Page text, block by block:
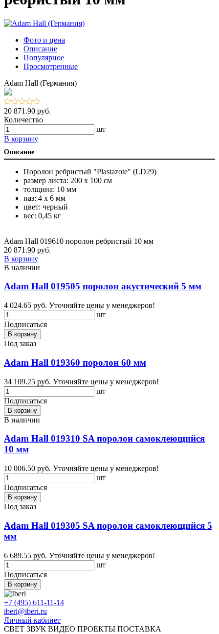
Фото и цена
Описание
Популярное
Просмотренные
Adam Hall (Германия)
20 871.90 руб.
Количество
шт
В корзину
Описание
Поролон ребристый "Plastazote" (LD29)
размер листа: 200 х 100 см
толщина: 10 мм
паз: 4 х 6 мм
цвет: черный
вес: 0,45 кг
Adam Hall 019610 поролон ребристый 10 мм
20 871.90 руб.
В корзину
В наличии
Adam Hall 019505 поролон акустический 5 мм
4 024.65 руб. Уточняйте цены у менеджеров!
шт
Подписаться
В корзину
Под заказ
Adam Hall 019360 поролон 60 мм
34 109.25 руб. Уточняйте цены у менеджеров!
шт
Подписаться
В корзину
В наличии
Adam Hall 019310 SA поролон самоклеющийся
10 мм
10 006.50 руб. Уточняйте цены у менеджеров!
шт
Подписаться
В корзину
Под заказ
Adam Hall 019305 SA поролон самоклеющийся 5
мм
6 689.55 руб. Уточняйте цены у менеджеров!
шт
Подписаться
В корзину
+7 (495) 611-11-14
iberi@iberi.ru
Личный кабинет
СВЕТ ЗВУК ВИДЕО ПРОЕКТЫ ПОСТАВКА